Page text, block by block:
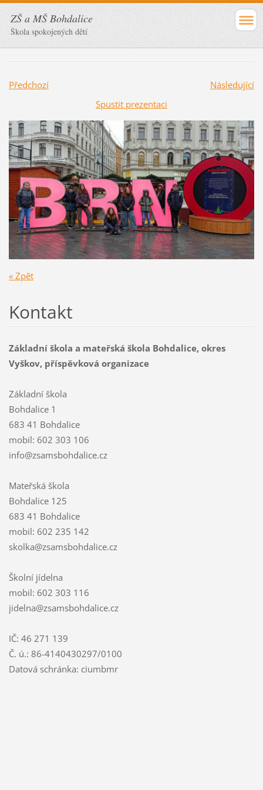
ZŠ a MŠ Bohdalice
Škola spokojených dětí
Předchozí
Následující
Spustit prezentaci
« Zpět
Kontakt
Základní škola a mateřská škola Bohdalice, okres
Vyškov, příspěvková organizace
Základní škola
Bohdalice 1
683 41 Bohdalice
mobil: 602 303 106
info@zsamsbohdalice.cz
Mateřská škola
Bohdalice 125
683 41 Bohdalice
mobil: 602 235 142
skolka@zsamsbohdalice.cz
Školní jídelna
mobil: 602 303 116
jidelna@zsamsbohdalice.cz
IČ: 46 271 139
Č. ú.: 86-4140430297/0100
Datová schránka: ciumbmr